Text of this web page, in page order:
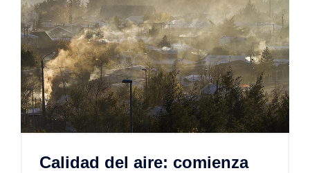
Calidad del aire: comienza